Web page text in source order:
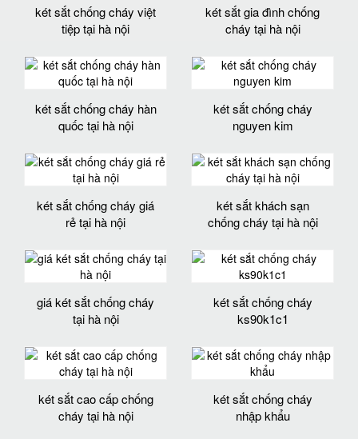
két sắt chống cháy việt
tiệp tại hà nội
két sắt gia đình chống
cháy tại hà nội
két sắt chống cháy hàn
quốc tại hà nội
két sắt chống cháy
nguyen kim
két sắt chống cháy giá
rẻ tại hà nội
két sắt khách sạn
chống cháy tại hà nội
giá két sắt chống cháy
tại hà nội
két sắt chống cháy
ks90k1c1
két sắt cao cấp chống
cháy tại hà nội
két sắt chống cháy
nhập khẩu